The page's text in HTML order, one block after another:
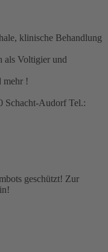
klinische Behandlung
als Voltigier und
mehr !
Schacht-Audorf Tel.:
geschützt! Zur